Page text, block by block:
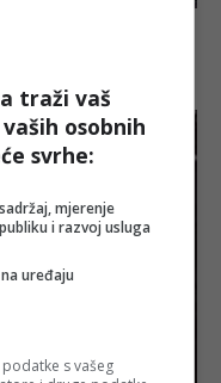
traži vaš
osobnih
svrhe:
mjerenje
i razvoj usluga
uređaju
s vašeg